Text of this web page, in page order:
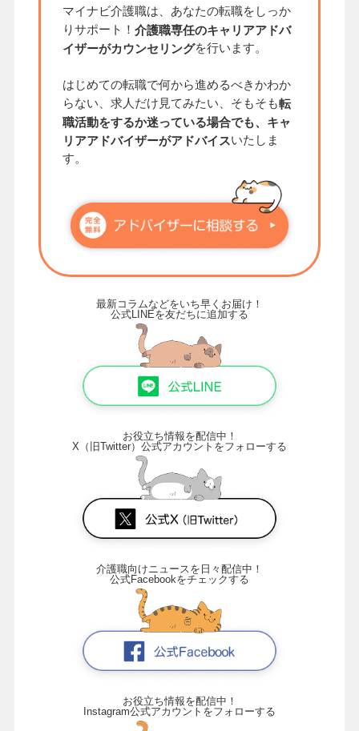
マイナビ介護職は、あなたの転職をしっか
りサポート！ 介護職専任のキャリアアドバ
イザーがカウンセリングを行います。
はじめての転職で何から進めるべきかわか
らない、求人だけ見てみたい、そもそも転
職活動をするか迷っている場合でも、キャ
リアアドバイザーがアドバイスいたしま
す。
最新コラムなどをいち早くお届け！
公式LINEを友だちに追加する
お役立ち情報を配信中！
X（旧Twitter）公式アカウントをフォローする
介護職向けニュースを日々配信中！
公式Facebookをチェックする
お役立ち情報を配信中！
Instagram公式アカウントをフォローする